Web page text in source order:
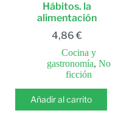
Hábitos. la
alimentación
4,86 €
Cocina y
gastronomía,No
ficción
Añadir al carrito